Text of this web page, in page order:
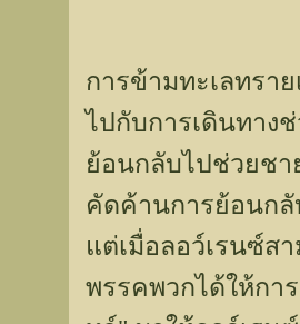
การข้ามทะเลทรา
ไปกับการเดินทาง
ย้อนกลับไปช่วยชา
คัดค้านการย้อนกลั
แต่เมื่อลอว์เรนซ์
พรรคพวกได้ให้กา